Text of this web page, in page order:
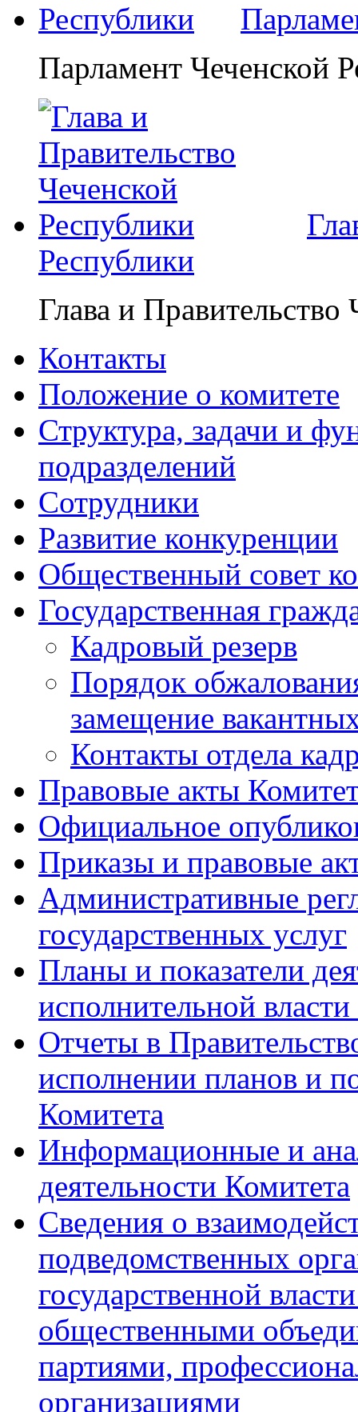
Парламент Чеченской
Республики
Глава и
Контакты
Положение о комитете
Структура, задачи и
подразделений
Сотрудники
Развитие конкуренции
Общественный совет
Государственная
Кадровый резерв
Порядок
замещение
Контакты отдела
Правовые акты
Официальное
Приказы и правовые
Административные
государственных услуг
Планы и показатели
исполнительной
Отчеты в
исполнении планов и
Комитета
Информационные и
деятельности Комитета
Сведения о
подведомственных
государственной
общественными
партиями,
организациями